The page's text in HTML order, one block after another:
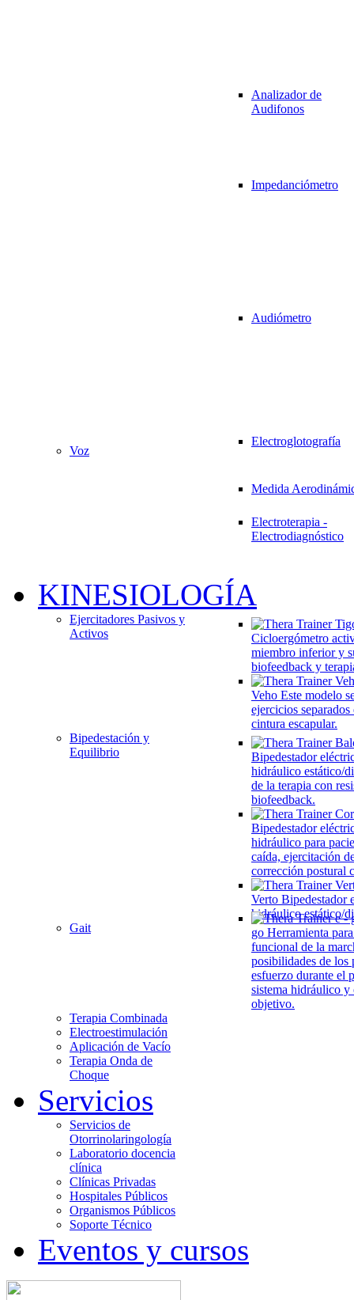
Analizador de
Audifonos
Impedanciómetro
Audiómetro
Voz
Electroglotografía
Medida
Electroterapia -
Electrodiagnóstico
KINESIOLOGÍA
Ejercitadores Pasivos y
Activos
Cicloergómetro
miembro inferior y
biofeedback y
Veho Este modelo
ejercicios
cintura escapular.
Bipedestación y
Equilibrio
Bipedestador
hidráulico estático/
de la terapia con
biofeedback.
Bipedestador
hidráulico para
caída, ejercitación
corrección postural
Verto Bipedestador
hidráulico estático/
Gait
go Herramienta
funcional de la
posibilidades de los
esfuerzo durante el
sistema hidráulico y
objetivo.
Terapia Combinada
Electroestimulación
Aplicación de Vacío
Terapia Onda de
Choque
Servicios
Servicios de
Otorrinolaringología
Laboratorio docencia
clínica
Clínicas Privadas
Hospitales Públicos
Organismos Públicos
Soporte Técnico
Eventos y cursos